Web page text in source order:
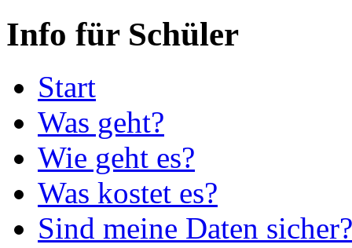
Info für Schüler
Start
Was geht?
Wie geht es?
Was kostet es?
Sind meine Daten sicher?